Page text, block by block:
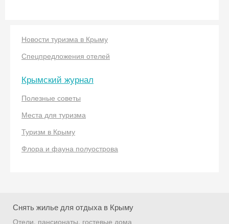
Новости туризма в Крыму
Спецпредложения отелей
Крымский журнал
Полезные советы
Места для туризма
Туризм в Крыму
Флора и фауна полуострова
Снять жилье для отдыха в Крыму
Отели, пансионаты, гостевые дома